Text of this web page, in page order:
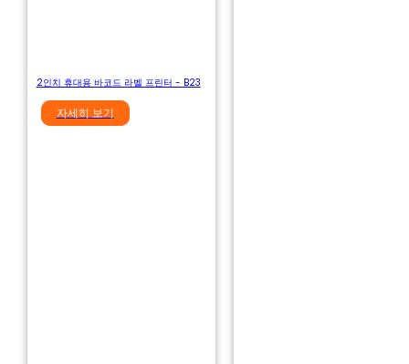
2인치 휴대용 바코드 라벨 프린터 - B23
자세히 보기